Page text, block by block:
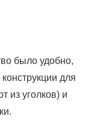
было удобно,
для
из уголков) и